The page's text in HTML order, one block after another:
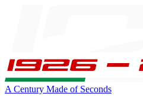
A Century Made of Seconds